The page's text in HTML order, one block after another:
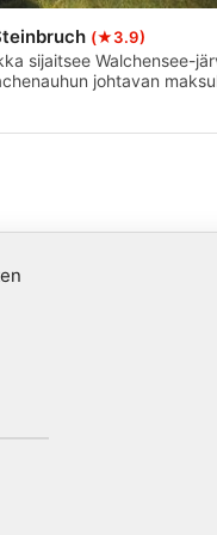
(★3.9)
sijaitsee Walchensee-
johtavan